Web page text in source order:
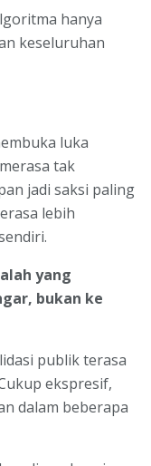
hanya
keseluruhan
luka
tak
jadi saksi paling
lebih
yang
bukan ke
publik terasa
ekspresif,
dalam beberapa